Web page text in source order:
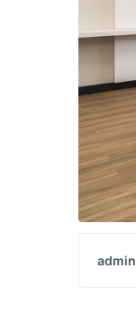
admin